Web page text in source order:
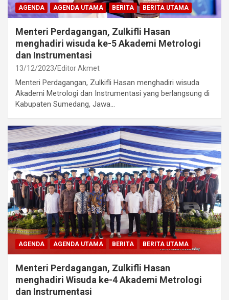
AGENDA AGENDA UTAMA BERITA BERITA UTAMA
Menteri Perdagangan, Zulkifli Hasan
menghadiri wisuda ke-5 Akademi Metrologi
dan Instrumentasi
13/12/2023 Editor Akmet
Menteri Perdagangan, Zulkifli Hasan menghadiri wisuda
Akademi Metrologi dan Instrumentasi yang berlangsung di
Kabupaten Sumedang, Jawa…
AGENDA AGENDA UTAMA BERITA BERITA UTAMA
Menteri Perdagangan, Zulkifli Hasan
menghadiri Wisuda ke-4 Akademi Metrologi
dan Instrumentasi